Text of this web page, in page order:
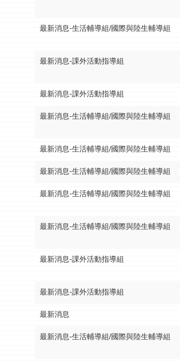
最新消息-生活輔導組/國際與陸生輔導組
最新消息-課外活動指導組
最新消息-課外活動指導組
最新消息-生活輔導組/國際與陸生輔導組
最新消息-生活輔導組/國際與陸生輔導組
最新消息-生活輔導組/國際與陸生輔導組
最新消息-生活輔導組/國際與陸生輔導組
最新消息-生活輔導組/國際與陸生輔導組
最新消息-課外活動指導組
最新消息-課外活動指導組
最新消息
最新消息-生活輔導組/國際與陸生輔導組